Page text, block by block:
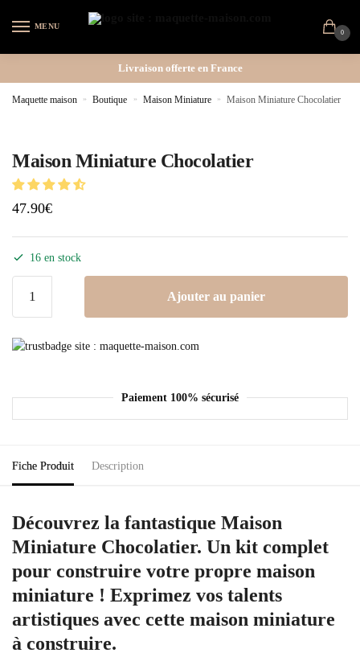
MENU
0
Livraison offerte en France
Maquette maison » Boutique » Maison Miniature » Maison Miniature Chocolatier
Maison Miniature Chocolatier
47.90€
16 en stock
Ajouter au panier
Paiement 100% sécurisé
Fiche Produit Description
Découvrez la fantastique Maison
Miniature Chocolatier. Un kit complet
pour construire votre propre maison
miniature ! Exprimez vos talents
artistiques avec cette maison miniature
à construire.